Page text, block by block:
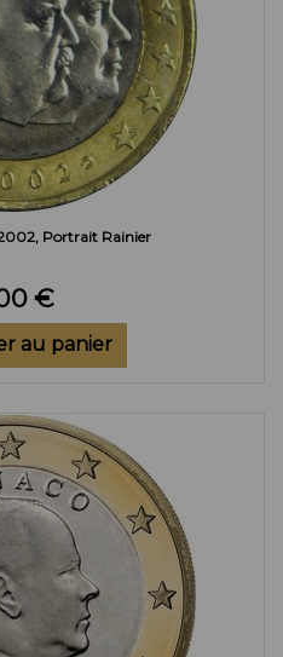
Portrait Rainier
€
au panier